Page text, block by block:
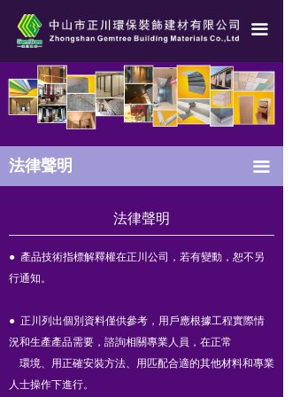
끀
● 產品技術指標解釋權在正川公司，若有變動，恕不另
行通知。
● 正川列出個別資料僅供參考，用戶應根據工程實際情
況和生產產品需要，諮詢相關專業人員，在正常
環境、用正確安裝方法、用匹配合適的其他材料和專業
人士操作下進行。
法律聲明 끀
法律聲明
緊急通知
下載專區
法律聲明